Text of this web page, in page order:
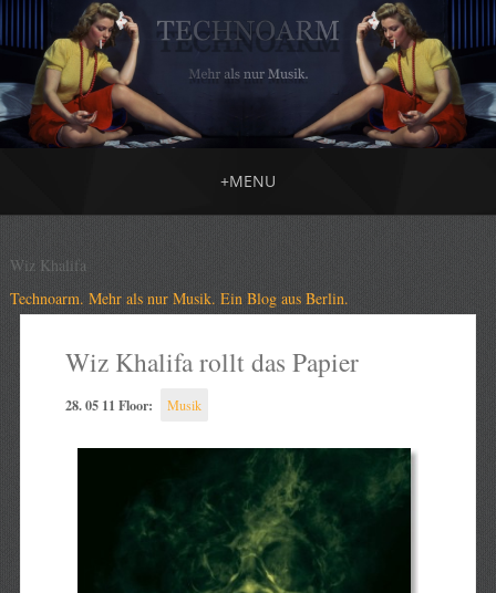
+MENU
Wiz Khalifa
Technoarm. Mehr als nur Musik. Ein Blog aus Berlin.
Wiz Khalifa rollt das Papier
28. 05 11 Floor: Musik